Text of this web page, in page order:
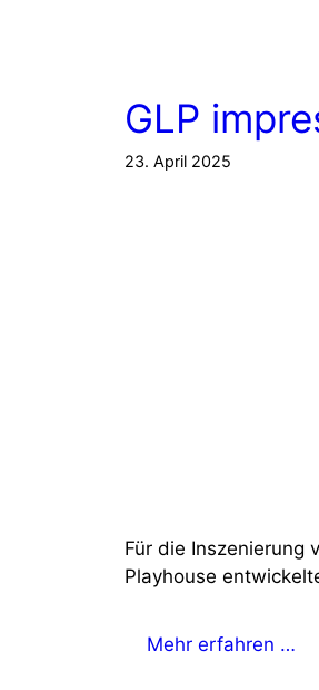
GLP
23. April 2025
Für die Inszenierung
Playhouse
Mehr erfahren …